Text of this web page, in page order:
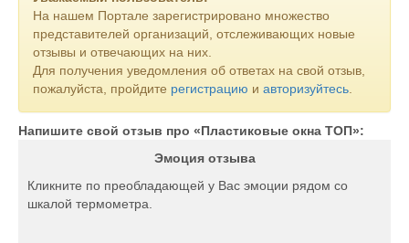
На нашем Портале зарегистрировано множество
представителей организаций, отслеживающих новые
отзывы и отвечающих на них.
Для получения уведомления об ответах на свой отзыв,
пожалуйста, пройдите регистрацию и авторизуйтесь
Напишите свой отзыв про «Пластиковые окна ТОП»:
Эмоция отзыва
Кликните по преобладающей у Вас эмоции рядом со
шкалой термометра.